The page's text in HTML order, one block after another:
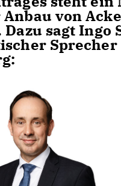
von
sagt
Sprecher